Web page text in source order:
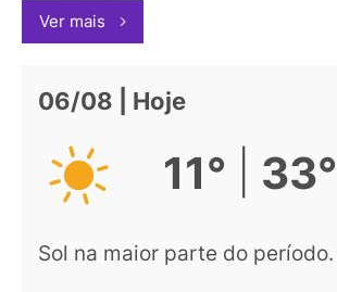
Ver mais
06/08 | Hoje
11° 33°
Sol na maior parte do período.